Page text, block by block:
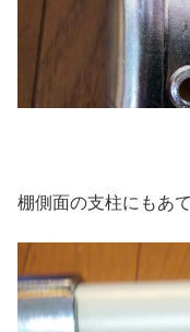
棚側面の支柱にもあ